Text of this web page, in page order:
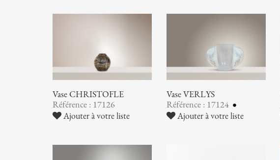
Vase CHRISTOFLE
Référence : 17126
Ajouter à votre liste
Vase VERLYS
Référence : 17124
Ajouter à votre liste